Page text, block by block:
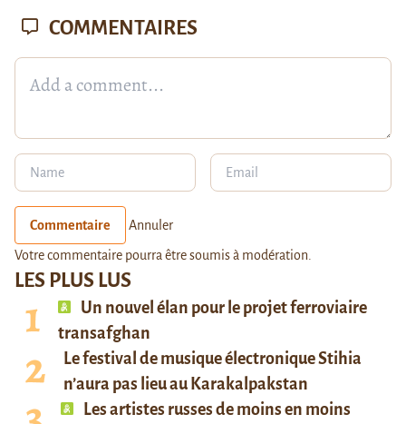
LES PLUS LUS
Un nouvel élan pour le projet ferroviaire
transafghan
Le festival de musique électronique Stihia
n’aura pas lieu au Karakalpakstan
Les artistes russes de moins en moins
COMMENTAIRES
Commentaire Annuler
Votre commentaire pourra être soumis à modération.